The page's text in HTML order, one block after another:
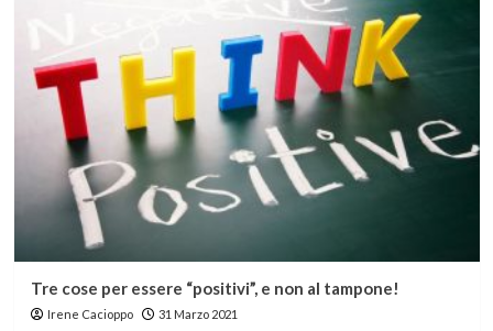
Tre cose per essere “positivi”, e non al tampone!
Irene Cacioppo 31 Marzo 2021